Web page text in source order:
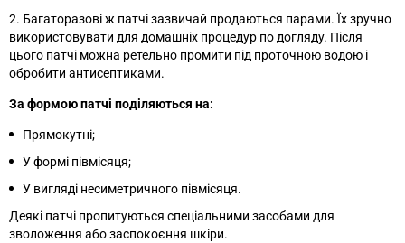
2. Багаторазові ж патчі зазвичай продаються парами. Їх зручно
використовувати для домашніх процедур по догляду. Після
цього патчі можна ретельно промити під проточною водою і
обробити антисептиками.
За формою патчі поділяються на:
Прямокутні;
У формі півмісяця;
У вигляді несиметричного півмісяця.
Деякі патчі пропитуються спеціальними засобами для
зволоження або заспокоєння шкіри.